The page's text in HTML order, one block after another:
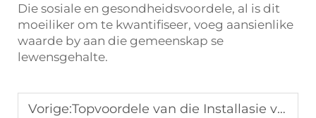
Die sosiale en gesondheidsvoordele, al is dit
moeiliker om te kwantifiseer, voeg aansienlike
waarde by aan die gemeenskap se
lewensgehalte.
Vorige:Topvoordele van die Installasie van 'n Paddlecourt-Dakstelsel